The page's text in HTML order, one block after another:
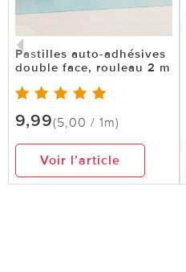
Pastilles auto-adhésives
double face, rouleau 2 m
9,99(5,00 / 1m)
Voir l’article